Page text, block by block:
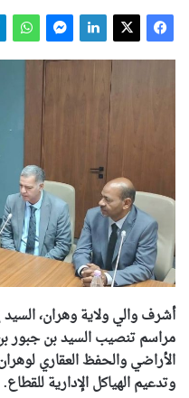
أشرف والي ولاية وهران، السيد
مراسم تنصيب السيد بن جبور
الأراضي والحفظ العقاري
وتدعيم الهياكل الإدارية للقطاع.